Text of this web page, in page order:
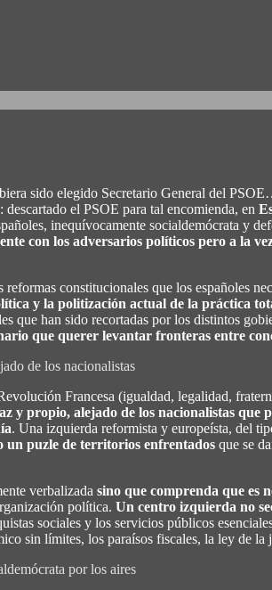
sido elegido Secretario General del
el PSOE para tal encomienda, en
inequívocamente socialdemócrata y
con los adversarios políticos pero a la
constitucionales que los españoles
y la politización actual de la práctica
que han sido recortadas por los distintos
que querer levantar fronteras entre
de los nacionalistas
Francesa (igualdad, legalidad,
y propio, alejado de los nacionalistas que
. Una izquierda reformista y europeísta, del
un puzle de territorios enfrentados que se
verbalizada sino que comprenda que es
política. Un centro izquierda no
sociales y los servicios públicos
sin límites, los paraísos fiscales, la ley de
por los aires